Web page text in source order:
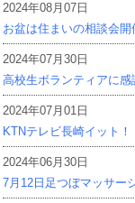
2024年08月07日
お盆は住まいの相談会開
2024年07月30日
高校生ボランティアに感
2024年07月01日
KTNテレビ長崎イット！
2024年06月30日
7月12日足つぼマッサー